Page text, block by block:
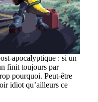
apocalyptique : si un
finit toujours par
pourquoi. Peut-être
idiot qu’ailleurs ce